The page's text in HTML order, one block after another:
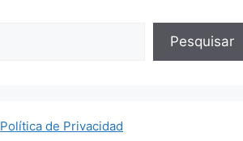
Pesquisar
Política de Privacidad